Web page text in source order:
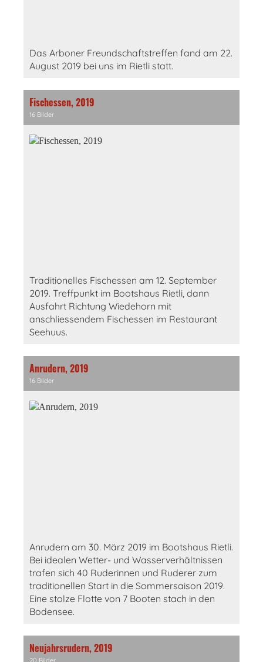
Das Arboner Freundschaftstreffen fand am 22.
August 2019 bei uns im Rietli statt.
Fischessen, 2019
16 Bilder
Traditionelles Fischessen am 12. September
2019. Treffpunkt im Bootshaus Rietli, dann
Ausfahrt Richtung Wiedehorn mit
anschliessendem Fischessen im Restaurant
Seehuus.
Anrudern, 2019
16 Bilder
Anrudern am 30. März 2019 im Bootshaus Rietli.
Bei idealen Wetter- und Wasserverhältnissen
trafen sich 40 Ruderinnen und Ruderer zum
traditionellen Start in die Sommersaison 2019.
Eine stolze Flotte von 7 Booten stach in den
Bodensee.
Neujahrsrudern, 2019
20 Bilder